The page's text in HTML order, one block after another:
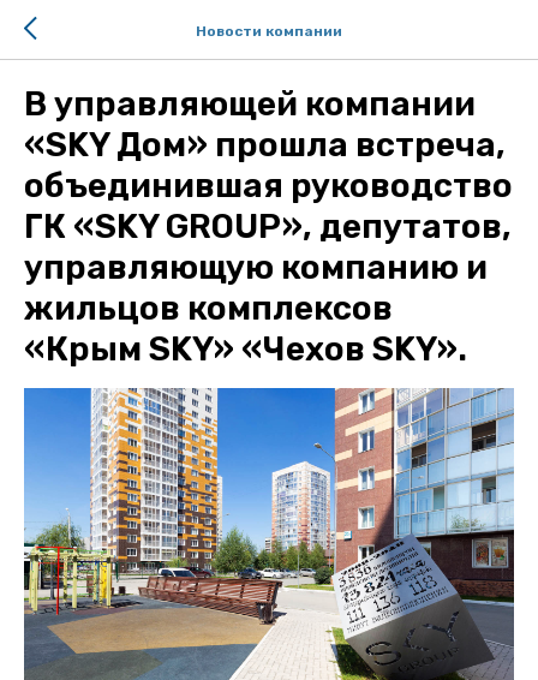
Новости компании
В управляющей компании
«SKY Дом» прошла встреча,
объединившая руководство
ГК «SKY GROUP», депутатов,
управляющую компанию и
жильцов комплексов
«Крым SKY» «Чехов SKY».